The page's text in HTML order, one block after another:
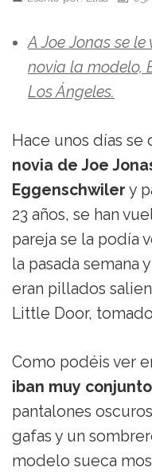
A Joe Jonas se
novia la modelo,
Los Ángeles.
Hace unos días se
novia de Joe
Eggenschwiler y
23 años, se han
pareja se la podía
la pasada semana
eran pillados
Little Door,
Como podéis ver
iban muy
pantalones
gafas y un
modelo sueca